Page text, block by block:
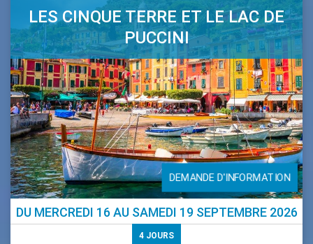
LES CINQUE TERRE ET LE LAC DE
PUCCINI
DEMANDE D'INFORMATION
DU MERCREDI 16AU SAMEDI 19 SEPTEMBRE 2026
4 JOURS